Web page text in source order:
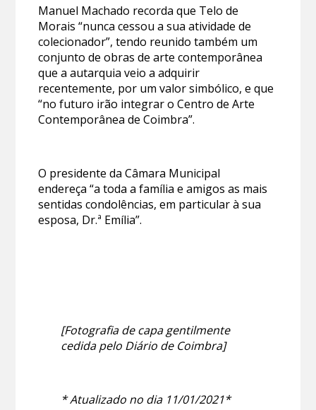
Manuel Machado recorda que Telo de
Morais “nunca cessou a sua atividade de
colecionador”, tendo reunido também um
conjunto de obras de arte contemporânea
que a autarquia veio a adquirir
recentemente, por um valor simbólico, e que
“no futuro irão integrar o Centro de Arte
Contemporânea de Coimbra”.
O presidente da Câmara Municipal
endereça “a toda a família e amigos as mais
sentidas condolências, em particular à sua
esposa, Dr.ª Emília”.
[Fotografia de capa gentilmente
cedida pelo Diário de Coimbra]
* Atualizado no dia 11/01/2021*